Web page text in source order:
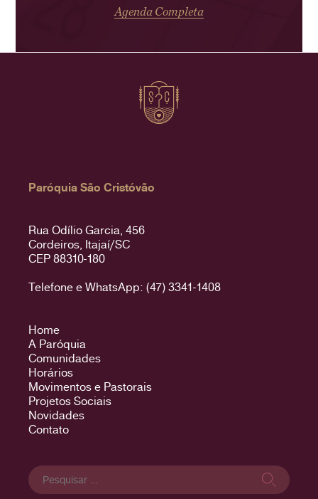
Agenda Completa
Paróquia São Cristóvão
Rua Odílio Garcia, 456
Cordeiros, Itajaí/SC
CEP 88310-180
Telefone e WhatsApp: (47) 3341-1408
Home
A Paróquia
Comunidades
Horários
Movimentos e Pastorais
Projetos Sociais
Novidades
Contato
Pesquisar
por: